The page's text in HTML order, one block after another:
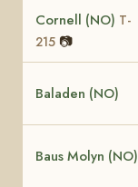
Cornell (NO) T-
215 📷
Baladen (NO)
Baus Molyn (NO)